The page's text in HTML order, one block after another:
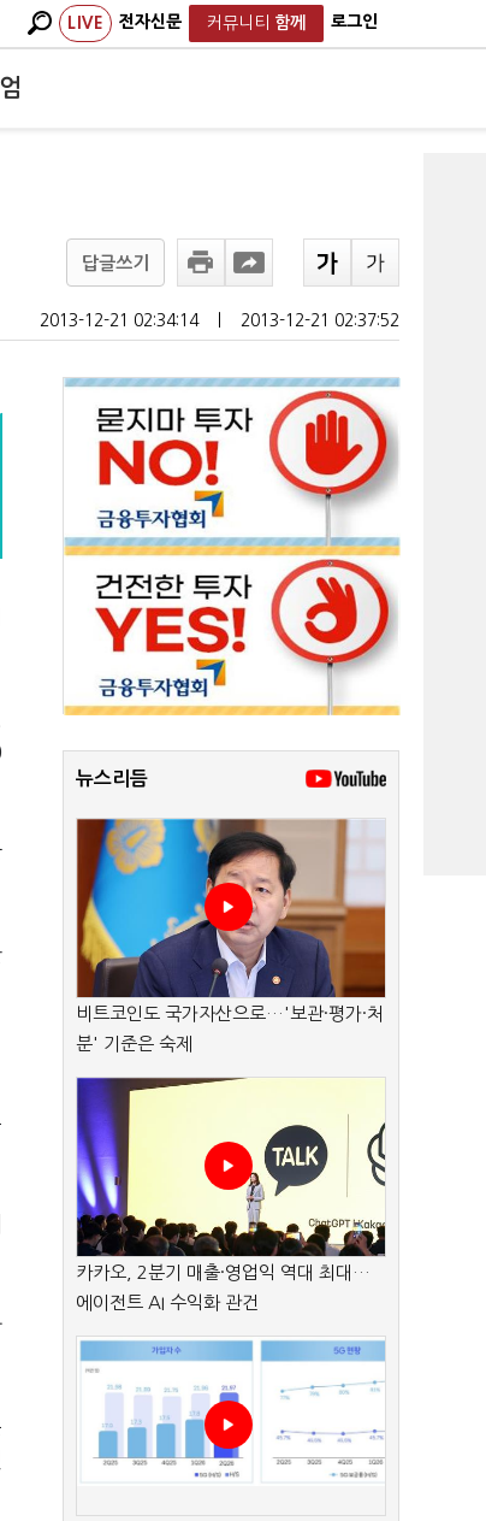
LIVE 전자신문 커뮤니티 함께 로그인
답글쓰기
2013-12-21 02:34:14 2013-12-21 02:37:52
뉴스리듬
비트코인도 국가자산으로…'보관·평가·처
분' 기준은 숙제
카카오, 2분기 매출·영업익 역대 최대…
에이전트 AI 수익화 관건